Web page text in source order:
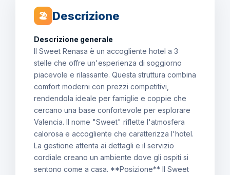
🏖 Descrizione
Descrizione generale
Il Sweet Renasa è un accogliente hotel a 3
stelle che offre un'esperienza di soggiorno
piacevole e rilassante. Questa struttura combina
comfort moderni con prezzi competitivi,
rendendola ideale per famiglie e coppie che
cercano una base confortevole per esplorare
Valencia. Il nome "Sweet" riflette l'atmosfera
calorosa e accogliente che caratterizza l'hotel.
La gestione attenta ai dettagli e il servizio
cordiale creano un ambiente dove gli ospiti si
sentono come a casa. **Posizione** Il Sweet